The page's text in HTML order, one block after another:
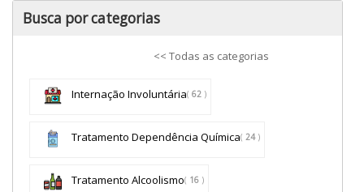
Busca por categorias
<< Todas as categorias
Internação Involuntária( 62 )
Tratamento Dependência Química( 24)
Tratamento Alcoolismo( 16 )